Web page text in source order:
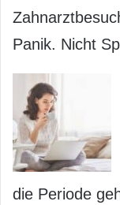
Panik. Nicht
die Periode